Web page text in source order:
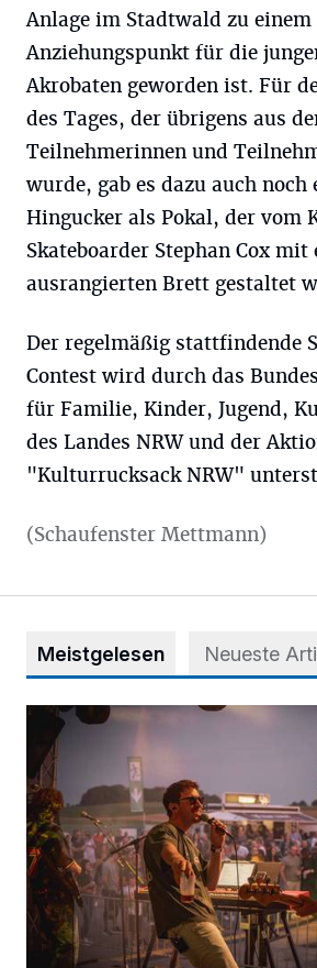
Anlage im Stadtwald zu einem
Anziehungspunkt für die
Akrobaten geworden ist. Für
des Tages, der übrigens aus
Teilnehmerinnen und
wurde, gab es dazu auch noch
Hingucker als Pokal, der vom
Skateboarder Stephan Cox mit
ausrangierten Brett gestaltet
Der regelmäßig stattfindende
Contest wird durch das
für Familie, Kinder, Jugend,
des Landes NRW und der
"Kulturrucksack NRW"
(Schaufenster Mettmann)
Meistgelesen Neueste
Mehr als nur ein Festival